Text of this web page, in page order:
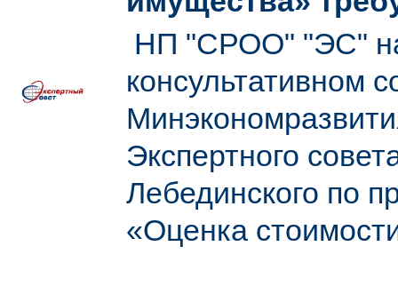
НП "СРОО" "ЭС"
консультативном
Экспертного
Лебединского по
«Оценка